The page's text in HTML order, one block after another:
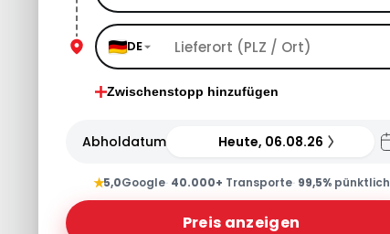
DE
Zwischenstopp hinzufügen
Abholdatum Heute, 06.08.26
★5,0Google· 40.000+ Transporte· 99,5%pünktlich
Preis anzeigen